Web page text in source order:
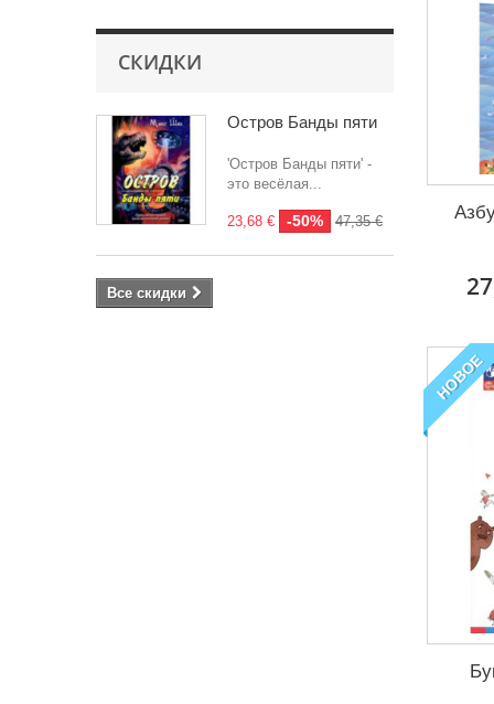
СКИДКИ
Остров Банды пяти
'Остров Банды пяти' -
это весёлая...
23,68 € -50% 47,35 €
Все скидки
НОВОЕ